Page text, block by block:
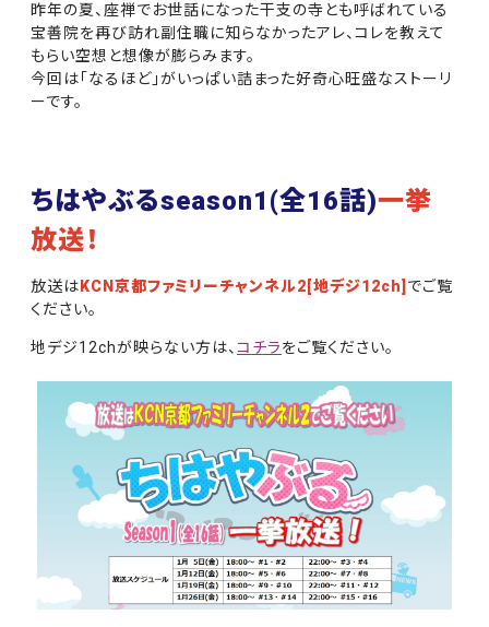
昨年の夏、座禅でお世話になった干支の寺とも呼ばれている
宝善院を再び訪れ副住職に知らなかったアレ、コレを教えて
もらい空想と想像が膨らみます。
今回は「なるほど」がいっぱい詰まった好奇心旺盛なストーリ
ーです。
ちはやぶるseason1(全16話)一挙
放送！
放送は KCN京都ファミリーチャンネル2[地デジ12ch] でご覧
ください。
地デジ12chが映らない方は、 コチラをご覧ください。